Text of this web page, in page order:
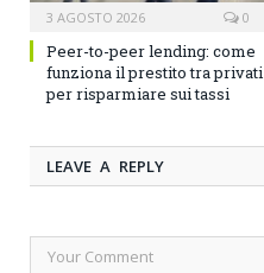
3 AGOSTO 2026 0
Peer-to-peer lending: come
funziona il prestito tra privati
per risparmiare sui tassi
LEAVE A REPLY